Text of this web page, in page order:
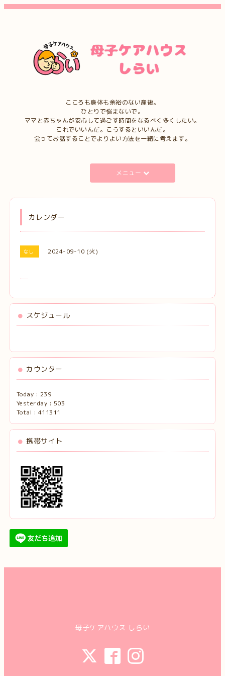
こころも身体も余裕のない産後。
ひとりで悩まないで。
ママと赤ちゃんが安心して過ごす時間をなるべく多くしたい。
これでいいんだ。こうするといいんだ。
会ってお話することでよりよい方法を一緒に考えます。
メニュー
カレンダー
なし 2024-09-10 (火)
スケジュール
カウンター
Today : 239
Yesterday : 503
Total : 411311
携帯サイト
母子ケアハウス しらい